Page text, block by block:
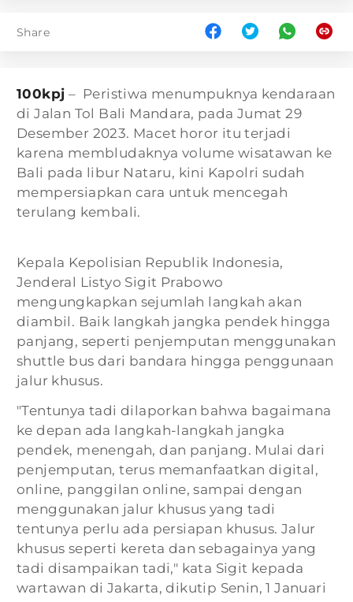
Share
100kpj – Peristiwa menumpuknya kendaraan
di Jalan Tol Bali Mandara, pada Jumat 29
Desember 2023. Macet horor itu terjadi
karena membludaknya volume wisatawan ke
Bali pada libur Nataru, kini Kapolri sudah
mempersiapkan cara untuk mencegah
terulang kembali.
Kepala Kepolisian Republik Indonesia,
Jenderal Listyo Sigit Prabowo
mengungkapkan sejumlah langkah akan
diambil. Baik langkah jangka pendek hingga
panjang, seperti penjemputan menggunakan
shuttle bus dari bandara hingga penggunaan
jalur khusus.
"Tentunya tadi dilaporkan bahwa bagaimana
ke depan ada langkah-langkah jangka
pendek, menengah, dan panjang. Mulai dari
penjemputan, terus memanfaatkan digital,
online, panggilan online, sampai dengan
menggunakan jalur khusus yang tadi
tentunya perlu ada persiapan khusus. Jalur
khusus seperti kereta dan sebagainya yang
tadi disampaikan tadi," kata Sigit kepada
wartawan di Jakarta, dikutip Senin, 1 Januari